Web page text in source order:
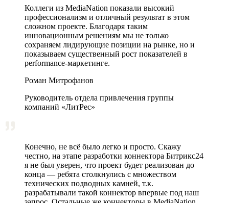
Коллеги из MediaNation показали высокий
профессионализм и отличный результат в этом
сложном проекте. Благодаря таким
инновационным решениям мы не только
сохраняем лидирующие позиции на рынке, но и
показываем существенный рост показателей в
performance-маркетинге.
Роман Митрофанов
Руководитель отдела привлечения группы
компаний «ЛитРес»
Конечно, не всё было легко и просто. Скажу
честно, на этапе разработки коннектора Битрикс24
я не был уверен, что проект будет реализован до
конца — ребята столкнулись с множеством
технических подводных камней, т.к.
разрабатывали такой коннектор впервые под наш